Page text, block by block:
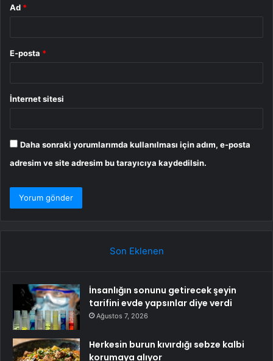
Ad *
E-posta *
İnternet sitesi
Daha sonraki yorumlarımda kullanılması için adım, e-posta
adresim ve site adresim bu tarayıcıya kaydedilsin.
Son Eklenen
İnsanlığın sonunu getirecek şeyin
tarifini evde yapsınlar diye verdi
Ağustos 7, 2026
Herkesin burun kıvırdığı sebze kalbi
korumaya alıyor